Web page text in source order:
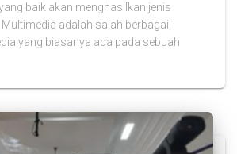
baik akan menghasilkan jenis
adalah salah berbagai
yang biasanya ada pada sebuah